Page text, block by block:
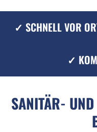
✓ SCHNELL VOR
✓
SANITÄR-